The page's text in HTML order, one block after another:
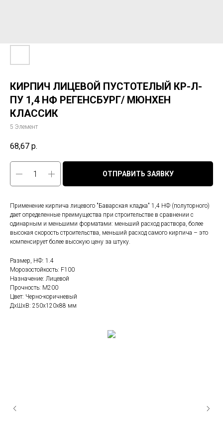
КИРПИЧ ЛИЦЕВОЙ ПУСТОТЕЛЫЙ КР-Л-
ПУ 1,4 НФ РЕГЕНСБУРГ/ МЮНХЕН
КЛАССИК
5 Элемент
68,67 р.
ОТПРАВИТЬ ЗАЯВКУ
Применение кирпича лицевого "Баварская кладка" 1,4 НФ (полуторного)
дает определенные преимущества при строительстве в сравнении с
одинарным и меньшими форматами: меньший расход раствора, более
высокая скорость строительства, меньший расход самого кирпича – это
компенсирует более высокую цену за штуку.
Размер, НФ: 1.4
Морозостойкость: F100
Назначение: Лицевой
Прочность: М200
Цвет: Черно-коричневый
ДxШxВ: 250x120x88 мм